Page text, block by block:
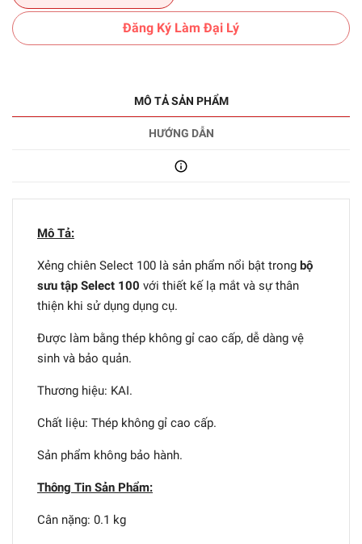
Đăng Ký Làm Đại Lý
MÔ TẢ SẢN PHẨM
HƯỚNG DẪN
Mô Tả:
Xẻng chiên Select 100 là sản phẩm nổi bật trong bộ
sưu tập Select 100 với thiết kế lạ mắt và sự thân
thiện khi sử dụng dụng cụ.
Được làm bằng thép không gỉ cao cấp, dễ dàng vệ
sinh và bảo quản.
Thương hiệu: KAI.
Chất liệu: Thép không gỉ cao cấp.
Sản phẩm không bảo hành.
Thông Tin Sản Phẩm:
Cân nặng: 0.1 kg